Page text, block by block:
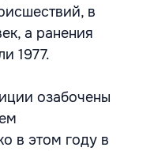
в
а ранения
1977.
озабочены
в этом году в